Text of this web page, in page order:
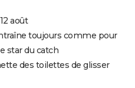
août
toujours comme pour
star du catch
des toilettes de glisser